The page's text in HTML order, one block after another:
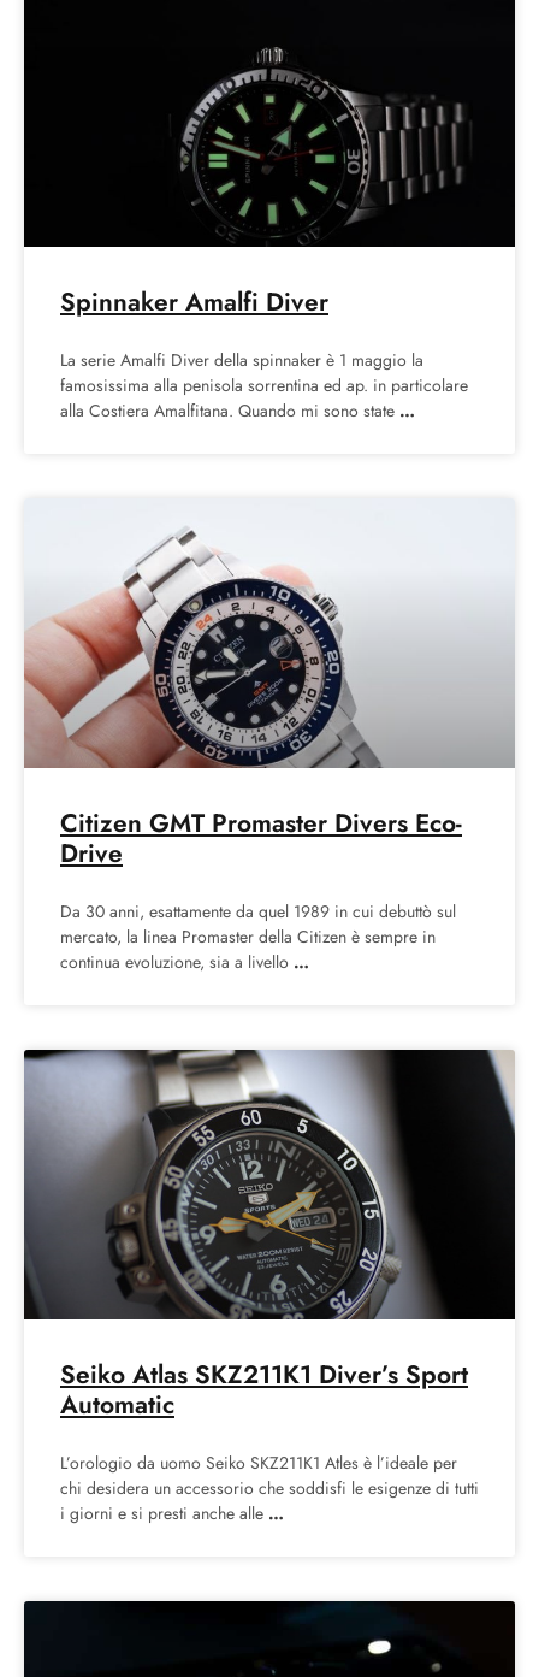
Spinnaker Amalfi Diver
La serie Amalfi Diver della spinnaker è 1 maggio la
famosissima alla penisola sorrentina ed ap. in particolare
alla Costiera Amalfitana. Quando mi sono state
Citizen GMT Promaster Divers Eco-
Drive
Da 30 anni, esattamente da quel 1989 in cui debuttò sul
mercato, la linea Promaster della Citizen è sempre in
continua evoluzione, sia a livello
Seiko Atlas SKZ211K1 Diver’s Sport
Automatic
L’orologio da uomo Seiko SKZ211K1 Atles è l’ideale per
chi desidera un accessorio che soddisfi le esigenze di tutti
i giorni e si presti anche alle